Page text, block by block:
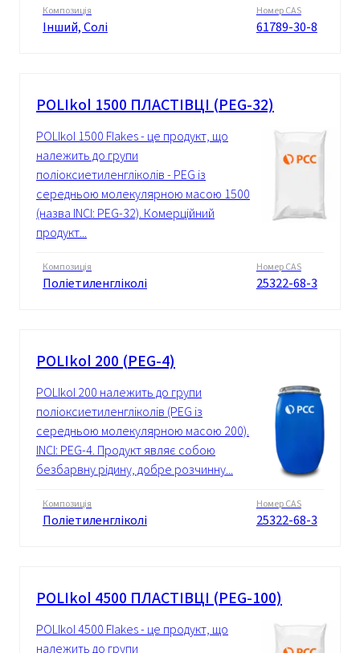
Композиція
Інший, Солі
Номер CAS
61789-30-8
POLIkol 1500 ПЛАСТІВЦІ (PEG-32)
POLIkol 1500 Flakes - це продукт, що
належить до групи
поліоксиетиленгліколів - PEG із
середньою молекулярною масою 1500
(назва INCI: PEG-32). Комерційний
продукт...
Композиція
Поліетиленгліколі
Номер CAS
25322-68-3
POLIkol 200 (PEG-4)
POLIkol 200 належить до групи
поліоксиетиленгліколів (PEG із
середньою молекулярною масою 200).
INCI: PEG-4. Продукт являє собою
безбарвну рідину, добре розчинну...
Композиція
Поліетиленгліколі
Номер CAS
25322-68-3
POLIkol 4500 ПЛАСТІВЦІ (PEG-100)
POLIkol 4500 Flakes - це продукт, що
належить до групи